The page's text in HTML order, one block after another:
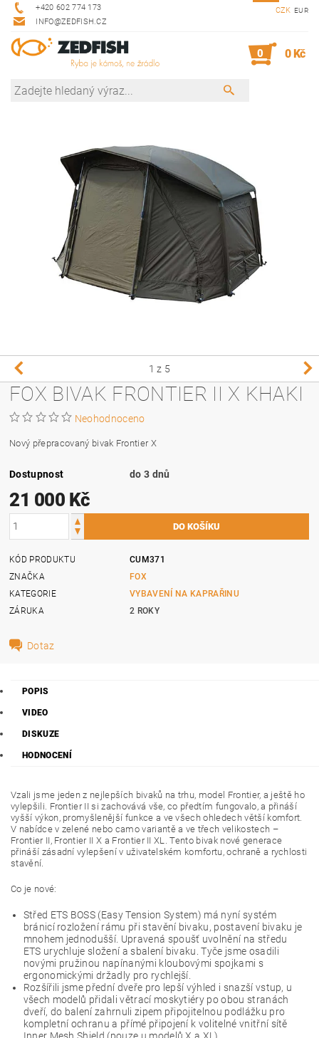
+420 602 774 173
INFO@ZEDFISH.CZ
CZK EUR
0 0 Kč
1 z 5
FOX BIVAK FRONTIER II X KHAKI
Neohodnoceno
Nový přepracovaný bivak Frontier X
Dostupnost do 3 dnů
21 000 Kč
KÓD PRODUKTU
CUM371
ZNAČKA
FOX
KATEGORIE
VYBAVENÍ NA KAPRAŘINU
ZÁRUKA
2 ROKY
Dotaz
POPIS
VIDEO
DISKUZE
HODNOCENÍ
Vzali jsme jeden z nejlepších bivaků na trhu, model Frontier, a ještě ho
vylepšili. Frontier II si zachovává vše, co předtím fungovalo, a přináší
vyšší výkon, promyšlenější funkce a ve všech ohledech větší komfort.
V nabídce v zelené nebo camo variantě a ve třech velikostech –
Frontier II, Frontier II X a Frontier II XL. Tento bivak nové generace
přináší zásadní vylepšení v uživatelském komfortu, ochraně a rychlosti
stavění.
Co je nové:
Střed ETS BOSS (Easy Tension System) má nyní systém
bránicí rozložení rámu při stavění bivaku, postavení bivaku je
mnohem jednodušší. Upravená spoušť uvolnění na středu
ETS urychluje složení a sbalení bivaku. Tyče jsme osadili
novými pružinou napínanými kloubovými spojkami s
ergonomickými držadly pro rychlejší.
Rozšířili jsme přední dveře pro lepší výhled i snazší vstup, u
všech modelů přidali větrací moskytiéry po obou stranách
dveří, do balení zahrnuli zipem připojitelnou podlážku pro
kompletní ochranu a přímé připojení k volitelné vnitřní sítě